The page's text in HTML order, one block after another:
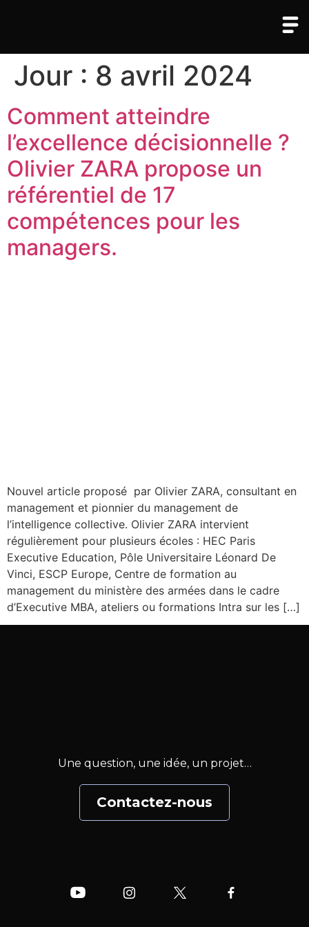
Jour : 8 avril 2024
Comment atteindre
l’excellence décisionnelle ?
Olivier ZARA propose un
référentiel de 17
compétences pour les
managers.
Nouvel article proposé par Olivier ZARA, consultant en
management et pionnier du management de
l’intelligence collective. Olivier ZARA intervient
régulièrement pour plusieurs écoles : HEC Paris
Executive Education, Pôle Universitaire Léonard De
Vinci, ESCP Europe, Centre de formation au
management du ministère des armées dans le cadre
d’Executive MBA, ateliers ou formations Intra sur les […]
Une question, une idée, un projet…
Contactez-nous